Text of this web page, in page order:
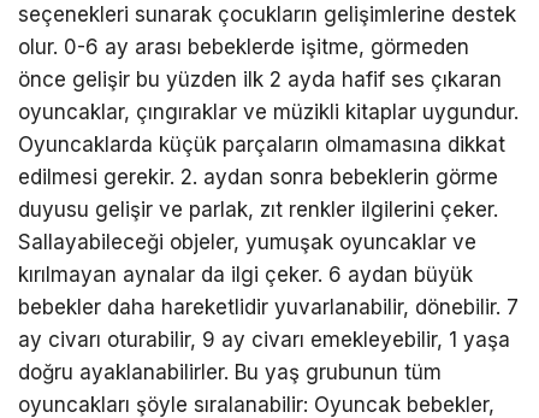
seçenekleri sunarak çocukların gelişimlerine destek
olur. 0-6 ay arası bebeklerde işitme, görmeden
önce gelişir bu yüzden ilk 2 ayda hafif ses çıkaran
oyuncaklar, çıngıraklar ve müzikli kitaplar uygundur.
Oyuncaklarda küçük parçaların olmamasına dikkat
edilmesi gerekir. 2. aydan sonra bebeklerin görme
duyusu gelişir ve parlak, zıt renkler ilgilerini çeker.
Sallayabileceği objeler, yumuşak oyuncaklar ve
kırılmayan aynalar da ilgi çeker. 6 aydan büyük
bebekler daha hareketlidir yuvarlanabilir, dönebilir. 7
ay civarı oturabilir, 9 ay civarı emekleyebilir, 1 yaşa
doğru ayaklanabilirler. Bu yaş grubunun tüm
oyuncakları şöyle sıralanabilir: Oyuncak bebekler,